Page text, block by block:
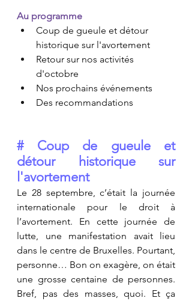
Au programme
Coup de gueule et détour
historique sur l'avortement
Retour sur nos activités
d'octobre
Nos prochains événements
Des recommandations
# Coup de gueule et
détour historique sur
l'avortement
Le 28 septembre, c’était la journée
internationale pour le droit à
l’avortement. En cette journée de
lutte, une manifestation avait lieu
dans le centre de Bruxelles. Pourtant,
personne… Bon on exagère, on était
une grosse centaine de personnes.
Bref, pas des masses, quoi. Et ça